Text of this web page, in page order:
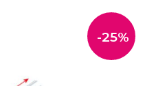
-25%